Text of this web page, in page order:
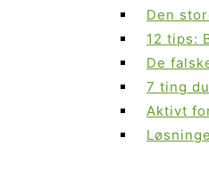
Den
12 tips:
De
7 ting
Aktivt